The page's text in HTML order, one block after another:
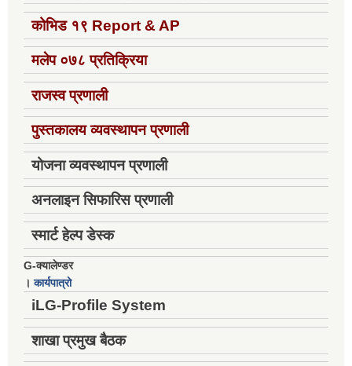
कोभिड १९ Report & AP
मलेप ०७८ प्रतिक्रिया
राजस्व प्रणाली
पुस्तकालय व्यवस्थापन प्रणाली
योजना व्यवस्थापन प्रणाली
अनलाइन सिफारिस प्रणाली
स्मार्ट हेल्प डेस्क
G-क्यालेण्डर
।कार्यपात्रो
iLG-Profile System
शाखा प्रमुख बैठक